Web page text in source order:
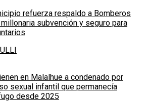
refuerza respaldo a Bomberos
subvención y seguro para
en Malalhue a condenado por
sexual infantil que permanecía
desde 2025